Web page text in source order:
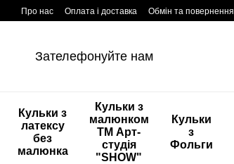
Перейти к основному контенту
Про нас Оплата і доставка Обмін та повернення
Зателефонуйте нам
Кульки з
латексу
без
малюнка
Кульки з
малюнком
ТМ Арт-
студія
"SHOW"
Кульки
з
Фольги